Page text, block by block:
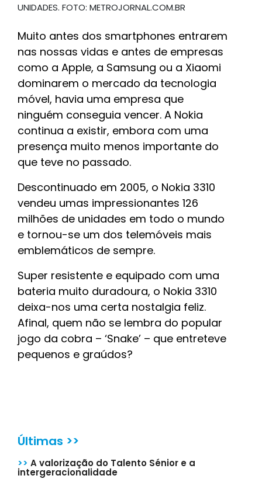
UNIDADES. FOTO: METROJORNAL.COM.BR
Muito antes dos smartphones entrarem
nas nossas vidas e antes de empresas
como a Apple, a Samsung ou a Xiaomi
dominarem o mercado da tecnologia
móvel, havia uma empresa que
ninguém conseguia vencer. A Nokia
continua a existir, embora com uma
presença muito menos importante do
que teve no passado.
Descontinuado em 2005, o Nokia 3310
vendeu umas impressionantes 126
milhões de unidades em todo o mundo
e tornou-se um dos telemóveis mais
emblemáticos de sempre.
Super resistente e equipado com uma
bateria muito duradoura, o Nokia 3310
deixa-nos uma certa nostalgia feliz.
Afinal, quem não se lembra do popular
jogo da cobra – ‘Snake’ – que entreteve
pequenos e graúdos?
Últimas >>
>> A valorização do Talento Sénior e a
intergeracionalidade